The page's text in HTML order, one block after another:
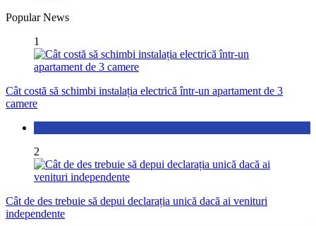
Popular News
1
Cât costă să schimbi instalația electrică într-un apartament de 3
camere
2
Cât de des trebuie să depui declarația unică dacă ai venituri
independente